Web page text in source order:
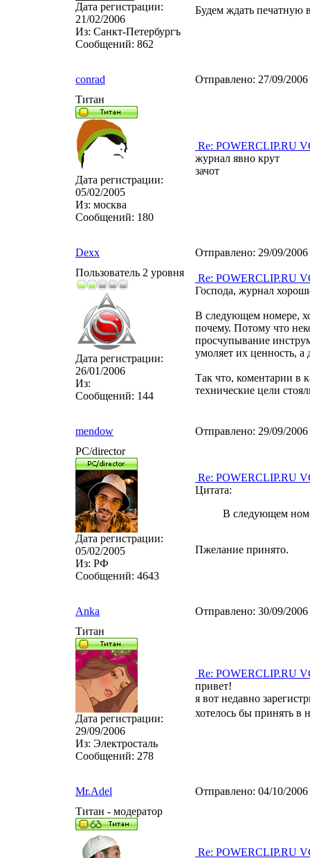
Дата регистрации:
21/02/2006
Из: Санкт-Петербургъ
Сообщений: 862
Будем ждать печатную
conrad Отправлено: 27/09/
Титан
Дата регистрации:
05/02/2005
Из: москва
Сообщений: 180
Re: POWERCLIP.RU
журнал явно крут
зачот
Dexx Отправлено: 29/09/
Пользователь 2 уровня
Дата регистрации:
26/01/2006
Из:
Сообщений: 144
Re: POWERCLIP.RU
Господа, журнал
В следующем номере,
почему. Потому что
просчупывание
умоляет их ценность, а
Так что, коментарии в
технические цели
mendow Отправлено: 29/09/
PC/director
Дата регистрации:
05/02/2005
Из: РФ
Сообщений: 4643
Re: POWERCLIP.RU
Цитата:
В следующем
Пжелание принято.
Anka Отправлено: 30/09/
Титан
Дата регистрации:
29/09/2006
Из: Электросталь
Сообщений: 278
Re: POWERCLIP.RU
привет!
я вот недавно
хотелось бы принять в
Mr.Adel Отправлено: 04/10/
Титан - модератор
Re: POWERCLIP.RU